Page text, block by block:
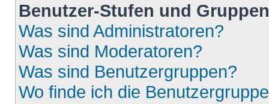
Benutzer-Stufen und Gruppen
Was sind Administratoren?
Was sind Moderatoren?
Was sind Benutzergruppen?
Wo finde ich die